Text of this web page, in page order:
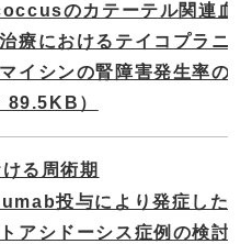
のカテーテル関連血
療におけるテイコプラニ
イシンの腎障害発生率の
89.5KB）
る周術期
投与により発症した
アシドーシス症例の検討